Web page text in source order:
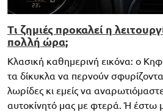
Τι ζημιές προκαλεί η
πολλή ώρα;
Κλασική καθημερινή εικόνα: ο
τα δίκυκλα να περνούν
λωρίδες κι εμείς να
αυτοκίνητό μας με φτερά. Ή έστω